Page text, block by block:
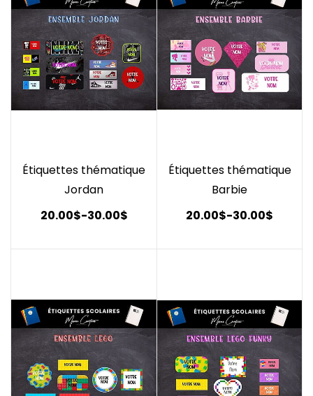
Étiquettes thématique
Jordan
20.00$-30.00$
Étiquettes thématique
Barbie
20.00$-30.00$